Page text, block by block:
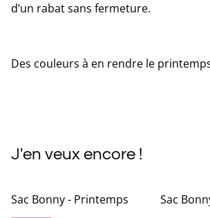
d’un rabat sans fermeture.
Des couleurs à en rendre le
J'en veux encore !
Sac Bonny - Printemps Sac